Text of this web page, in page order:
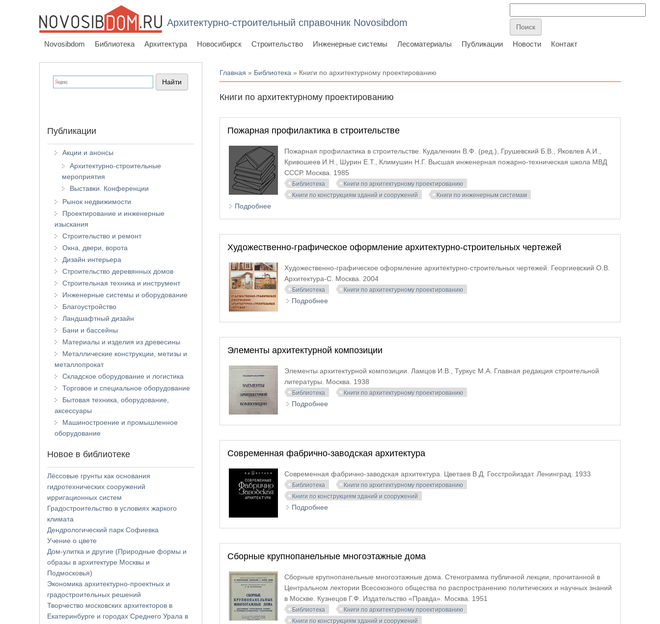
Архитектурно-строительный справочник Novosibdom
Novosibdom Библиотека Архитектура Новосибирск Строительство Инженерные системы Лесоматериалы Публикации Новости Контакт
Вы здесь
Главная » Библиотека » Книги по архитектурному проектированию
Книги по архитектурному проектированию
Пожарная профилактика в строительстве
Пожарная профилактика в строительстве. Кудаленкин В.Ф. (ред.), Грушевский Б.В., Яковлев А.И.,
Кривошеев И.Н., Шурин Е.Т., Климушин Н.Г. Высшая инженерная пожарно-техническая школа МВД
СССР. Москва. 1985
Библиотека
Книги по архитектурному проектированию
Книги по конструкциям зданий и сооружений
Книги по инженерным системам
Подробнее
Художественно-графическое оформление архитектурно-строительных чертежей
Художественно-графическое оформление архитектурно-строительных чертежей. Георгиевский О.В.
Архитектура-С. Москва. 2004
Библиотека Книги по архитектурному проектированию
Подробнее
Элементы архитектурной композиции
Элементы архитектурной композиции. Ламцов И.В., Туркус М.А. Главная редакция строительной
литературы. Москва. 1938
Библиотека Книги по архитектурному проектированию
Подробнее
Современная фабрично-заводская архитектура
Современная фабрично-заводская архитектура. Цветаев В.Д. Госстройиздат. Ленинград. 1933
Библиотека
Книги по архитектурному проектированию
Книги по конструкциям зданий и сооружений
Подробнее
Сборные крупнопанельные многоэтажные дома
Сборные крупнопанельные многоэтажные дома. Стенограмма публичной лекции, прочитанной в
Центральном лектории Всесоюзного общества по распространению политических и научных знаний
в Москве. Кузнецов Г.Ф. Издательство «Правда». Москва. 1951
Библиотека
Книги по архитектурному проектированию
Книги по конструкциям зданий и сооружений
Публикации
Акции и анонсы
Архитектурно-строительные
мероприятия
Выставки. Конференции
Рынок недвижимости
Проектирование и инженерные
изыскания
Строительство и ремонт
Окна, двери, ворота
Дизайн интерьера
Строительство деревянных домов
Строительная техника и инструмент
Инженерные системы и оборудование
Благоустройство
Ландшафтный дизайн
Бани и бассейны
Материалы и изделия из древесины
Металлические конструкции, метизы и
металлопрокат
Складское оборудование и логистика
Торговое и специальное оборудование
Бытовая техника, оборудование,
аксессуары
Машиностроение и промышленное
оборудование
Новое в библиотеке
Лёссовые грунты как основания
гидротехнических сооружений
ирригационных систем
Градостроительство в условиях жаркого
климата
Дендрологический парк Софиевка
Учение о цвете
Дом-улитка и другие (Природные формы и
образы в архитектуре Москвы и
Подмосковья)
Экономика архитектурно-проектных и
градостроительных решений
Творчество московских архитекторов в
Екатеринбурге и городах Среднего Урала в